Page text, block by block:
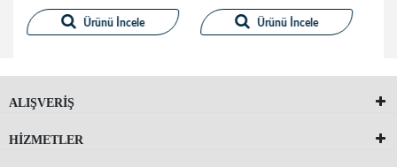
Ürünü İncele Ürünü İncele
ALIŞVERİŞ
HİZMETLER